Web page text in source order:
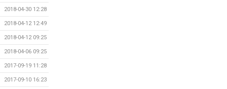
2018-04-30 12:28
2018-04-12 12:49
2018-04-12 09:25
2018-04-06 09:25
2017-09-19 11:28
2017-09-10 16:23